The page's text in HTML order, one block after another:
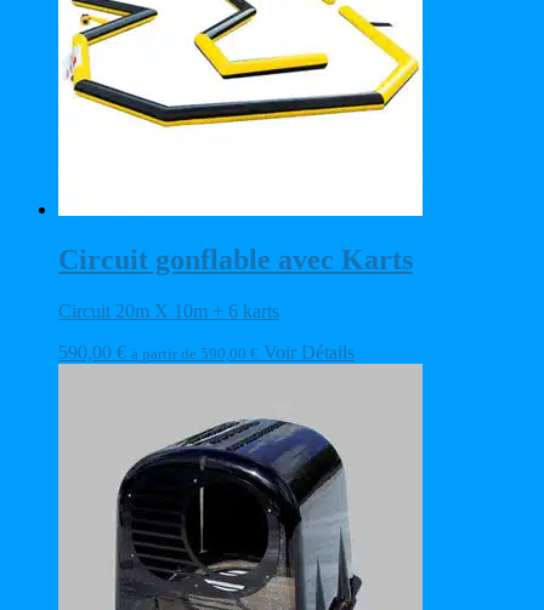
Circuit gonflable avec Karts
Circuit 20m X 10m + 6 karts
590,00 € à partir de 590,00 € Voir Détails